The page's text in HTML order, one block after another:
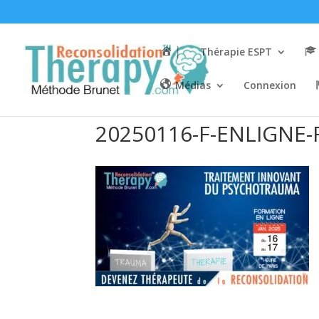
│ Thérapie ESPT
Médias Connexion
20250116-F-ENLIGNE-